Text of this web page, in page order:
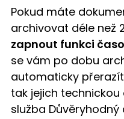
Pokud máte
archivovat déle než
zapnout funkci
se vám po dobu
automaticky
tak jejich
služba Důvěryhodný